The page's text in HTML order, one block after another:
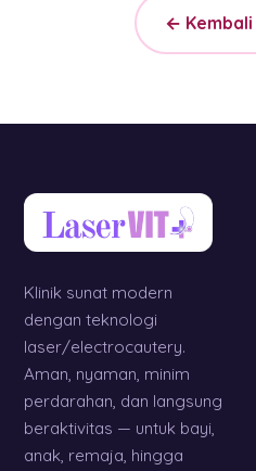
←
Klinik sunat modern
dengan teknologi
laser/electrocautery.
Aman, nyaman, minim
perdarahan, dan langsung
beraktivitas — untuk bayi,
anak, remaja, hingga